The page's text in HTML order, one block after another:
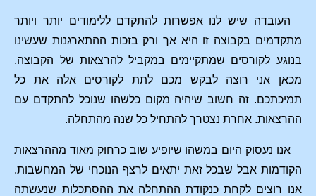
העובדה שיש לנו אפשרות להתקדם ללימודים יותר ויותר
מתקדמים בקבוצה זו היא אך ורק בזכות ההתארגנות שעשינו
בנוגע לקורסים שמתקיימים במקביל להרצאות של הקבוצה.
מכאן אני רוצה לבקש מכם לתת לקורסים אלה את כל
תמיכתכם. זה חשוב שיהיה מקום כלשהו שנוכל להתקדם עם
ההרצאות. אחרת נצטרך להתחיל כל שנה מהתחלה.
אנו נעסוק היום במשהו שיופיע שוב כרחוק מאוד מההרצאות
הקודמות אבל שבכל זאת יתאים לרצף הנוכחי של המחשבות.
אנו רוצים לקחת כנקודת ההתחלה את ההסתכלות שנעשתה